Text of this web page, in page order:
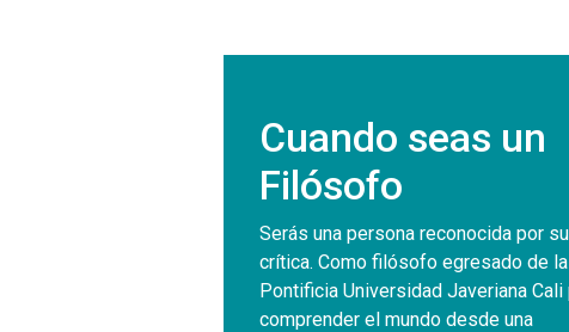
Cuando seas un
Filósofo
Serás una persona reconocida por
crítica. Como filósofo egresado de la
Pontificia Universidad Javeriana Cali
comprender el mundo desde una